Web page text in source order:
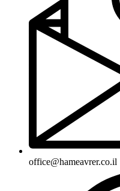
office@hameavrer.co.il